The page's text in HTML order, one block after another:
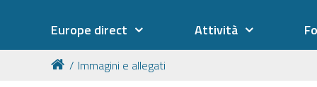
Europe direct Attività
Immagini e allegati